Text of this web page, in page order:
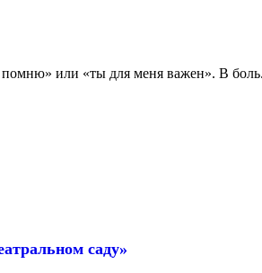
или «ты для меня важен». В
саду»